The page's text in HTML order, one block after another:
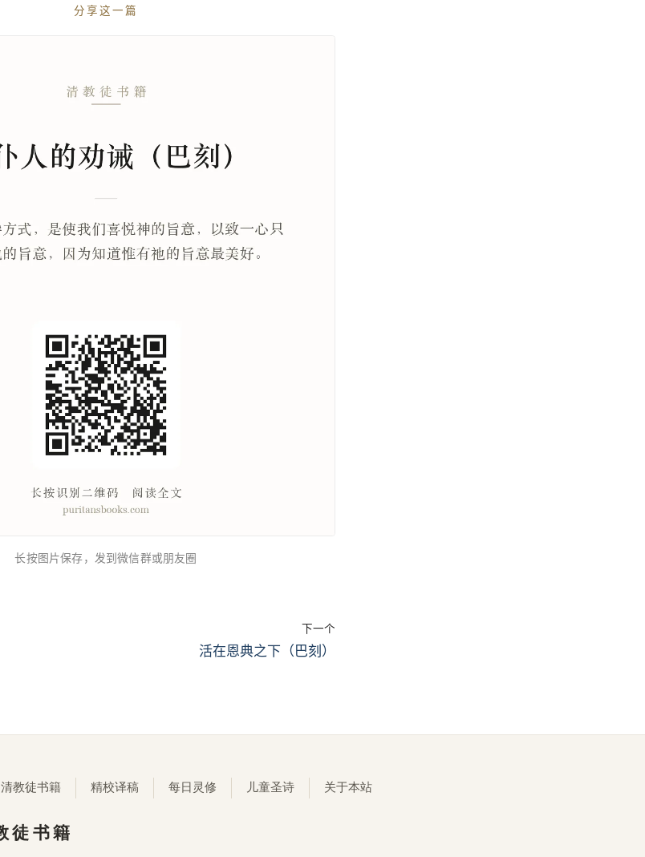
分享这一篇
长按图片保存，发到微信群或朋友圈
下一个
活在恩典之下（巴刻）
清教徒书籍 精校译稿 每日灵修 儿童圣诗 关于本站